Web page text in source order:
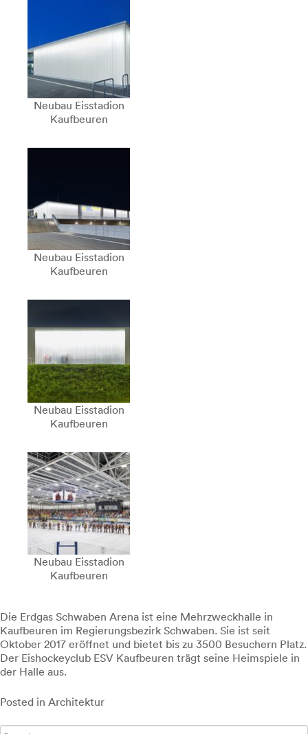
Neubau Eisstadion
Kaufbeuren
Neubau Eisstadion
Kaufbeuren
Neubau Eisstadion
Kaufbeuren
Neubau Eisstadion
Kaufbeuren
Die Erdgas Schwaben Arena ist eine Mehrzweckhalle in
Kaufbeuren im Regierungsbezirk Schwaben. Sie ist seit
Oktober 2017 eröffnet und bietet bis zu 3500 Besuchern Platz.
Der Eishockeyclub ESV Kaufbeuren trägt seine Heimspiele in
der Halle aus.
Posted in Architektur